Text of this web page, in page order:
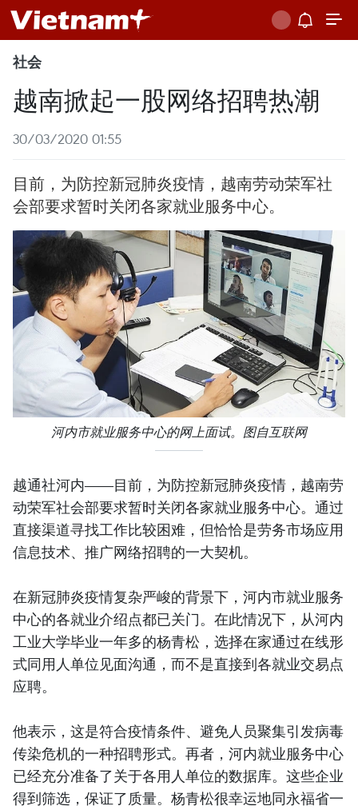
社会
越南掀起一股网络招聘热潮
30/03/2020 01:55
目前，为防控新冠肺炎疫情，越南劳动荣军社
会部要求暂时关闭各家就业服务中心。
河内市就业服务中心的网上面试。图自互联网
越通社河内——目前，为防控新冠肺炎疫情，越南劳
动荣军社会部要求暂时关闭各家就业服务中心。通过
直接渠道寻找工作比较困难，但恰恰是劳务市场应用
信息技术、推广网络招聘的一大契机。
在新冠肺炎疫情复杂严峻的背景下，河内市就业服务
中心的各就业介绍点都已关门。在此情况下，从河内
工业大学毕业一年多的杨青松，选择在家通过在线形
式同用人单位见面沟通，而不是直接到各就业交易点
应聘。
他表示，这是符合疫情条件、避免人员聚集引发病毒
传染危机的一种招聘形式。再者，河内就业服务中心
已经充分准备了关于各用人单位的数据库。这些企业
得到筛选，保证了质量。杨青松很幸运地同永福省一